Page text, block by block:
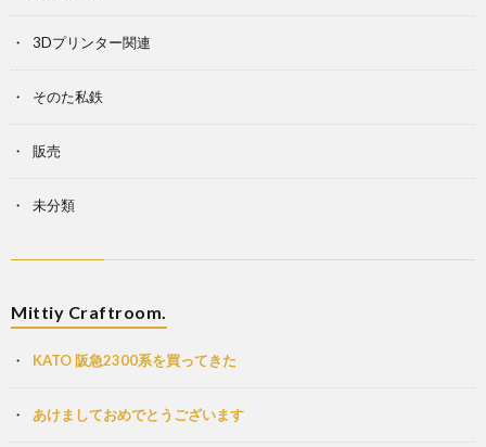
3Dプリンター関連
そのた私鉄
販売
未分類
Mittiy Craftroom.
KATO 阪急2300系を買ってきた
あけましておめでとうございます